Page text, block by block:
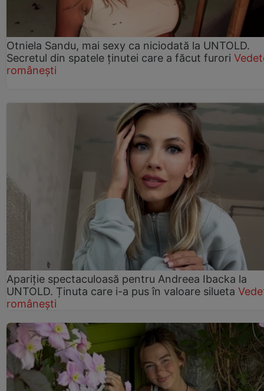
Otniela Sandu, mai sexy ca niciodată la UNTOLD.
Secretul din spatele ținutei care a făcut furori
românești
Apariție spectaculoasă pentru Andreea Ibacka la
UNTOLD. Ținuta care i-a pus în valoare silueta
românești